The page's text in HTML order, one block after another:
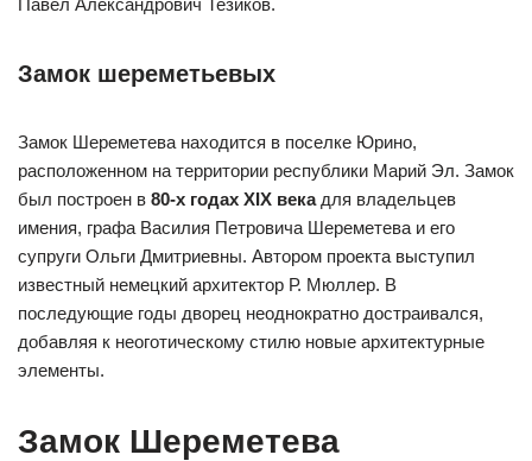
Павел Александрович Тезиков.
Замок шереметьевых
Замок Шереметева находится в поселке Юрино,
расположенном на территории республики Марий Эл. Замок
был построен в 80-х годах XIX векадля владельцев
имения, графа Василия Петровича Шереметева и его
супруги Ольги Дмитриевны. Автором проекта выступил
известный немецкий архитектор Р. Мюллер. В
последующие годы дворец неоднократно достраивался,
добавляя к неоготическому стилю новые архитектурные
элементы.
Замок Шереметева